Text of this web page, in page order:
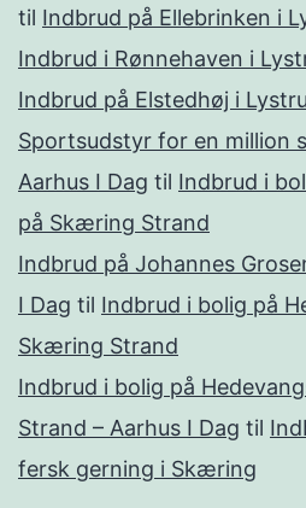
til Indbrud på Ellebrinken i
Indbrud i Rønnehaven i
Indbrud på Elstedhøj i
Sportsudstyr for en million
Aarhus I Dag til Indbrud i
på Skæring Strand
Indbrud på Johannes
I Dag til Indbrud i bolig på
Skæring Strand
Indbrud i bolig på
Strand – Aarhus I Dag til
fersk gerning i Skæring